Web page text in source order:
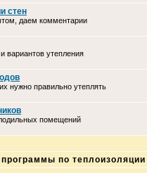
стен
даем комментарии
вариантов утепления
нужно правильно утеплять
помещений
по теплоизоляции